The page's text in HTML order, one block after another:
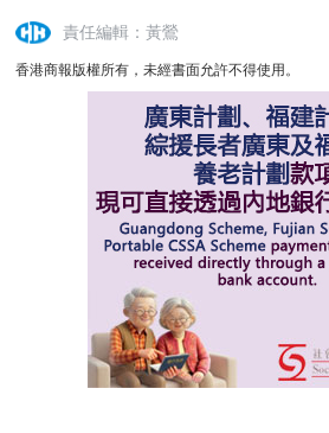
責任編輯：黃鶯
香港商報版權所有，未經書面允許不得使用。